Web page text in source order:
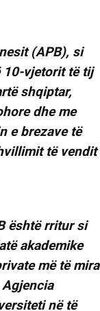
(APB), si
10-vjetorit të tij
shqiptar,
dhe me
e brezave të
të vendit
është rritur si
akademike
më të mira
në të